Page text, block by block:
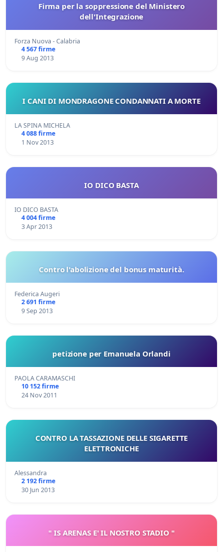
Firma per la soppressione del Ministero
dell'Integrazione
Forza Nuova - Calabria
4 567 firme
9 Aug 2013
I CANI DI MONDRAGONE CONDANNATI A MORTE
LA SPINA MICHELA
4 088 firme
1 Nov 2013
IO DICO BASTA
IO DICO BASTA
4 004 firme
3 Apr 2013
Contro l'abolizione del bonus maturità.
Federica Augeri
2 691 firme
9 Sep 2013
petizione per Emanuela Orlandi
PAOLA CARAMASCHI
10 152 firme
24 Nov 2011
CONTRO LA TASSAZIONE DELLE SIGARETTE
ELETTRONICHE
Alessandra
2 192 firme
30 Jun 2013
" IS ARENAS E' IL NOSTRO STADIO "